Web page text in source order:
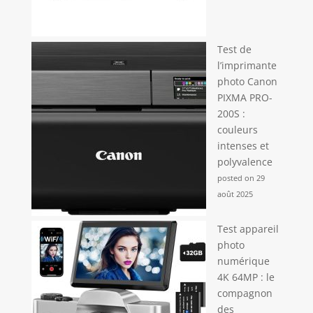
Test de
l’imprimante
photo Canon
PIXMA PRO-
200S :
couleurs
intenses et
polyvalence
posted on 29
août 2025
Test appareil
photo
numérique
4K 64MP : le
compagnon
des